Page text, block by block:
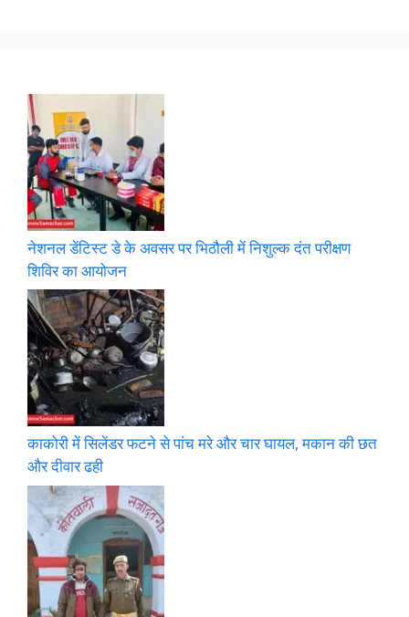
नेशनल डेंटिस्ट डे के अवसर पर भिठौली में निशुल्क दंत परीक्षण
शिविर का आयोजन
काकोरी में सिलेंडर फटने से पांच मरे और चार घायल, मकान की छत
और दीवार ढही